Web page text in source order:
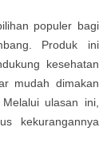
populer bagi
Produk ini
kesehatan
mudah dimakan
ulasan ini,
kekurangannya